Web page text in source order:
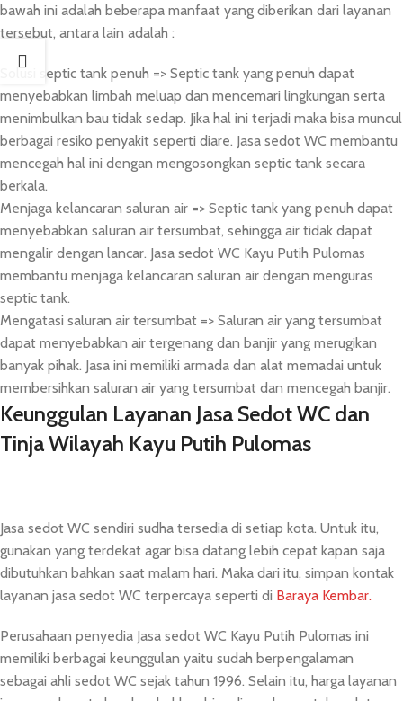
bawah ini adalah beberapa manfaat yang diberikan dari layanan
tersebut, antara lain adalah :
Solusi septic tank penuh => Septic tank yang penuh dapat
menyebabkan limbah meluap dan mencemari lingkungan serta
menimbulkan bau tidak sedap. Jika hal ini terjadi maka bisa muncul
berbagai resiko penyakit seperti diare. Jasa sedot WC membantu
mencegah hal ini dengan mengosongkan septic tank secara
berkala.
Menjaga kelancaran saluran air => Septic tank yang penuh dapat
menyebabkan saluran air tersumbat, sehingga air tidak dapat
mengalir dengan lancar. Jasa sedot WC Kayu Putih Pulomas
membantu menjaga kelancaran saluran air dengan menguras
septic tank.
Mengatasi saluran air tersumbat => Saluran air yang tersumbat
dapat menyebabkan air tergenang dan banjir yang merugikan
banyak pihak. Jasa ini memiliki armada dan alat memadai untuk
membersihkan saluran air yang tersumbat dan mencegah banjir.
Keunggulan Layanan Jasa Sedot WC dan
Tinja Wilayah Kayu Putih Pulomas
Jasa sedot WC sendiri sudha tersedia di setiap kota. Untuk itu,
gunakan yang terdekat agar bisa datang lebih cepat kapan saja
dibutuhkan bahkan saat malam hari. Maka dari itu, simpan kontak
layanan jasa sedot WC terpercaya seperti di Baraya Kembar.
Perusahaan penyedia Jasa sedot WC Kayu Putih Pulomas ini
memiliki berbagai keunggulan yaitu sudah berpengalaman
sebagai ahli sedot WC sejak tahun 1996. Selain itu, harga layanan